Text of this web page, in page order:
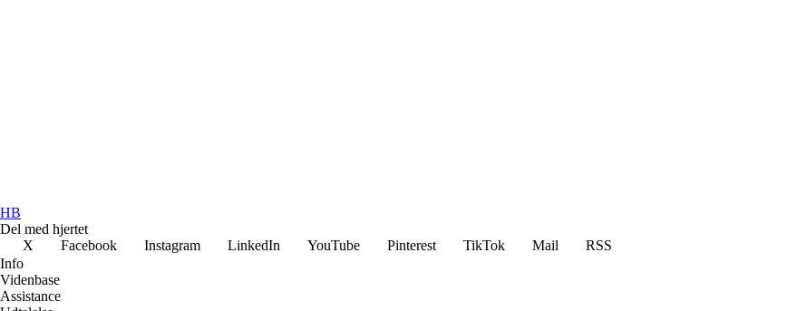
HB
Del med hjertet
X
Facebook Instagram LinkedIn YouTube Pinterest TikTok Mail
RSS
Info
Videnbase
Assistance